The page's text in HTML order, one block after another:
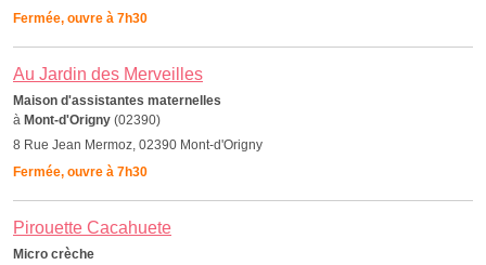
Fermée, ouvre à 7h30
Au Jardin des Merveilles
Maison d'assistantes maternelles
à Mont-d'Origny (02390)
8 Rue Jean Mermoz, 02390 Mont-d'Origny
Fermée, ouvre à 7h30
Pirouette Cacahuete
Micro crèche